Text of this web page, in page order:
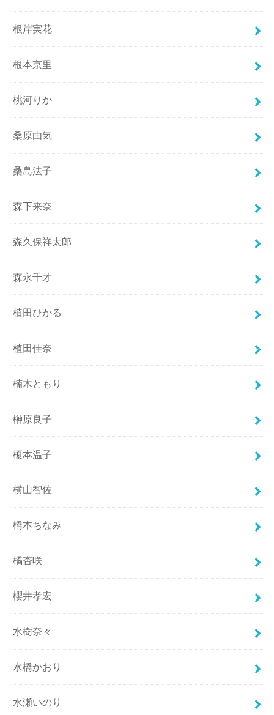
根岸実花
根本京里
桃河りか
桑原由気
桑島法子
森下来奈
森久保祥太郎
森永千才
植田ひかる
植田佳奈
楠木ともり
榊原良子
榎本温子
横山智佐
橋本ちなみ
橘杏咲
櫻井孝宏
水樹奈々
水橋かおり
水瀬いのり